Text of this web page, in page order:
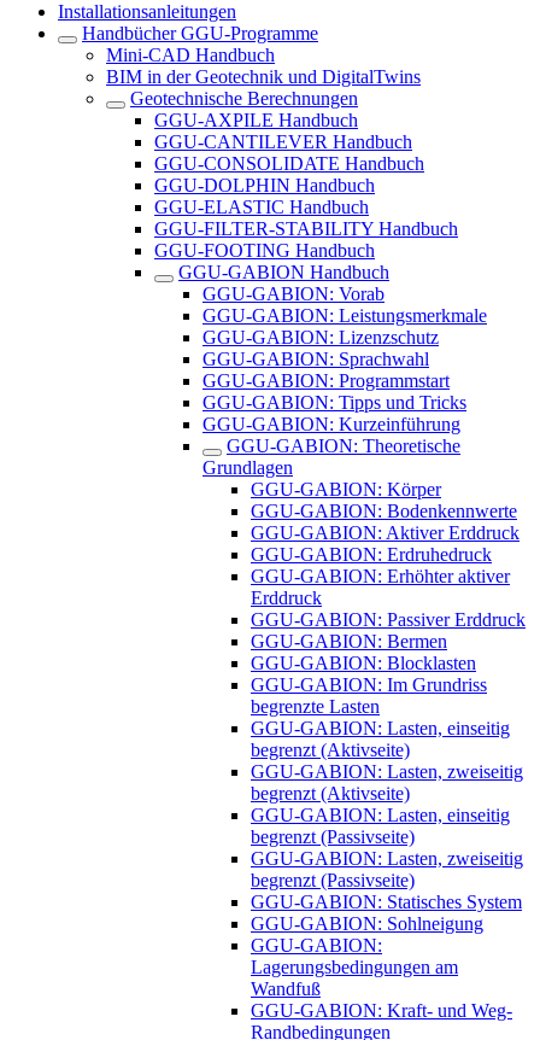
Installationsanleitungen
Handbücher GGU-Programme
Mini-CAD Handbuch
BIM in der Geotechnik und DigitalTwins
Geotechnische Berechnungen
GGU-AXPILE Handbuch
GGU-CANTILEVER Handbuch
GGU-CONSOLIDATE Handbuch
GGU-DOLPHIN Handbuch
GGU-ELASTIC Handbuch
GGU-FILTER-STABILITY Handbuch
GGU-FOOTING Handbuch
GGU-GABION Handbuch
GGU-GABION: Vorab
GGU-GABION: Leistungsmerkmale
GGU-GABION: Lizenzschutz
GGU-GABION: Sprachwahl
GGU-GABION: Programmstart
GGU-GABION: Tipps und Tricks
GGU-GABION: Kurzeinführung
GGU-GABION: Theoretische
Grundlagen
GGU-GABION: Körper
GGU-GABION: Bodenkennwerte
GGU-GABION: Aktiver Erddruck
GGU-GABION: Erdruhedruck
GGU-GABION: Erhöhter aktiver
Erddruck
GGU-GABION: Passiver Erddruck
GGU-GABION: Bermen
GGU-GABION: Blocklasten
GGU-GABION: Im Grundriss
begrenzte Lasten
GGU-GABION: Lasten, einseitig
begrenzt (Aktivseite)
GGU-GABION: Lasten, zweiseitig
begrenzt (Aktivseite)
GGU-GABION: Lasten, einseitig
begrenzt (Passivseite)
GGU-GABION: Lasten, zweiseitig
begrenzt (Passivseite)
GGU-GABION: Statisches System
GGU-GABION: Sohlneigung
GGU-GABION:
Lagerungsbedingungen am
Wandfuß
GGU-GABION: Kraft- und Weg-
Randbedingungen